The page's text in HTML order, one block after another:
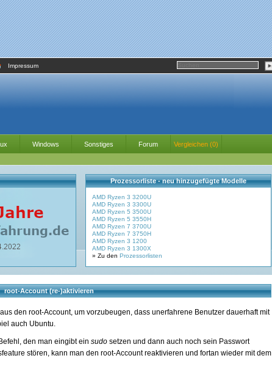
Impressum
Windows Sonstiges Forum Vergleichen (0)
Prozessorliste - neu hinzugefügte Modelle
AMD Ryzen 3 3200U
AMD Ryzen 3 3300U
AMD Ryzen 5 3500U
AMD Ryzen 5 3550H
AMD Ryzen 7 3700U
AMD Ryzen 7 3750H
AMD Ryzen 3 1200
AMD Ryzen 3 1300X
» Zu den Prozessorlisten
root-Account (re-)aktivieren
den root-Account, um vorzubeugen, dass unerfahrene Benutzer dauerhaft mit
auch Ubuntu.
den man eingibt ein sudo setzen und dann auch noch sein Passwort
stören, kann man den root-Account reaktivieren und fortan wieder mit dem